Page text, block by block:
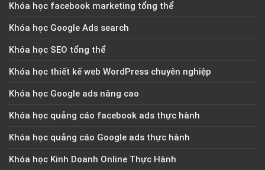
Khóa học facebook marketing tổng thể
Khóa học Google Ads search
Khóa học SEO tổng thể
Khóa học thiết kế web WordPress chuyên nghiệp
Khóa học Google ads nâng cao
Khóa học quảng cáo facebook ads thực hành
Khóa học quảng cáo Google ads thực hành
Khóa học Kinh Doanh Online Thực Hành